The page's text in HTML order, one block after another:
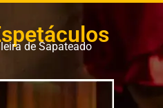
de Sapateado